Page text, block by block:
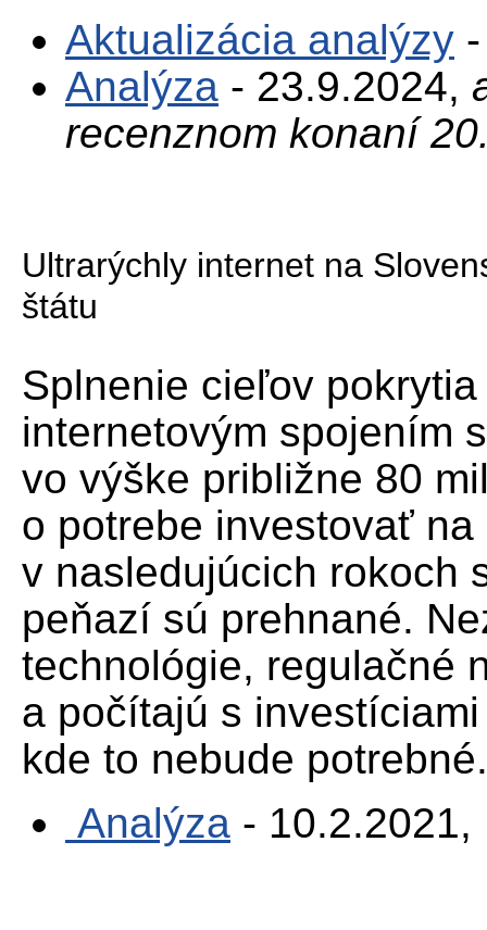
Aktualizácia analýzy
Analýza - 23.9.2024,
recenznom konaní
Ultrarýchly internet na
štátu
Splnenie cieľov
internetovým spojením
vo výške približne 80
o potrebe investovať
v nasledujúcich rokoch
peňazí sú prehnané.
technológie, regulačné
a počítajú s
kde to nebude potrebné.
Analýza -